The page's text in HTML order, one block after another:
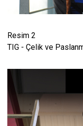
Resim 2
TIG - Çelik ve